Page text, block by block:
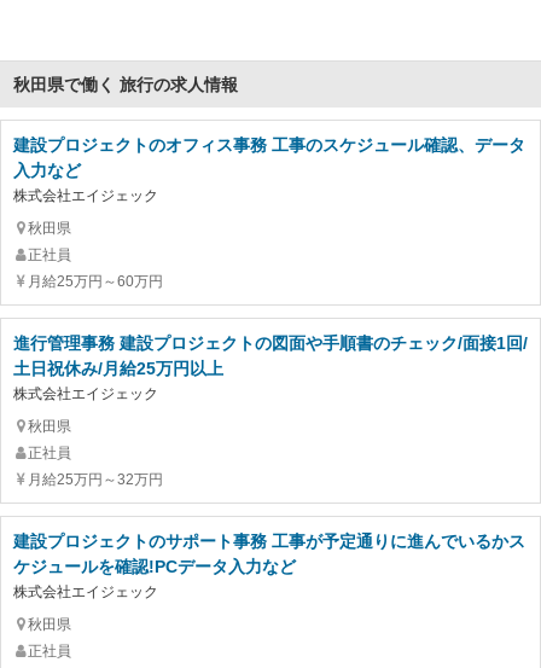
秋田県で働く 旅行の求人情報
建設プロジェクトのオフィス事務 工事のスケジュール確認、データ
入力など
株式会社エイジェック
秋田県
正社員
月給25万円～60万円
進行管理事務 建設プロジェクトの図面や手順書のチェック/面接1回/
土日祝休み/月給25万円以上
株式会社エイジェック
秋田県
正社員
月給25万円～32万円
建設プロジェクトのサポート事務 工事が予定通りに進んでいるかス
ケジュールを確認!PCデータ入力など
株式会社エイジェック
秋田県
正社員